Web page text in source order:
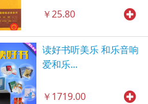
￥25.80
读好书听美乐 和乐音响
爱和乐...
￥1719.00